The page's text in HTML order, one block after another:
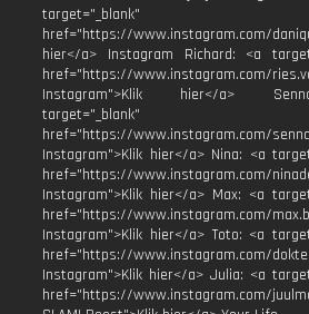
target="_blank"
href="https://www.instagram.com/
hier</a> Instagram Richard: <a
href="https://www.instagram.com/
Instagram">Klik hier</a>
target="_blank"
href="https://www.instagram.com/
Instagram">Klik hier</a> Nina: <a
href="https://www.instagram.com/
Instagram">Klik hier</a> Max: <a
href="https://www.instagram.com/
Instagram">Klik hier</a> Toto: <a
href="https://www.instagram.com/
Instagram">Klik hier</a> Julia: <a
href="https://www.instagram.com/